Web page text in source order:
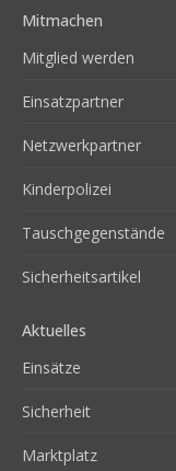
Mitmachen
Mitglied werden
Einsatzpartner
Netzwerkpartner
Kinderpolizei
Tauschgegenstände
Sicherheitsartikel
Aktuelles
Einsätze
Sicherheit
Marktplatz